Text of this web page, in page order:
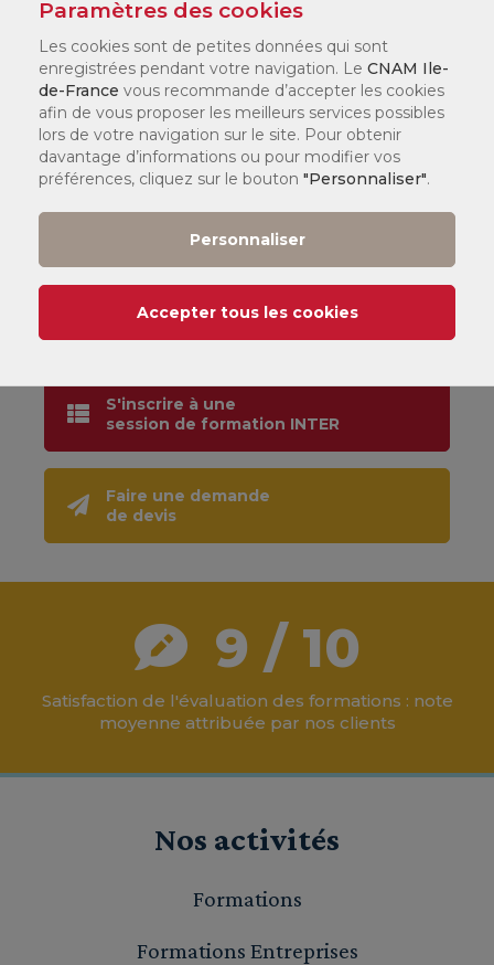
Code stage
CO-RED01-I
Durée
2 jour(s) / 14 heure(s)
Format
INTER / INTRA
S'inscrire à une
session de formation INTER
Faire une demande
de devis
9 / 10
Satisfaction de l'évaluation des formations : note
moyenne attribuée par nos clients
Nos activités
Formations
Formations Entreprises
Paramètres des cookies
Les cookies sont de petites données qui sont
enregistrées pendant votre navigation. Le CNAM Ile-
de-France vous recommande d’accepter les cookies
afin de vous proposer les meilleurs services possibles
lors de votre navigation sur le site. Pour obtenir
davantage d’informations ou pour modifier vos
préférences, cliquez sur le bouton "Personnaliser".
Personnaliser
Accepter tous les cookies